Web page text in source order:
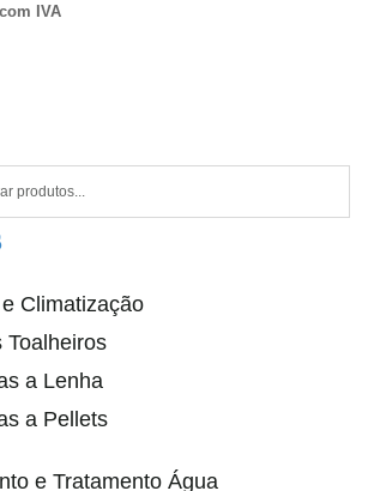
com IVA
Climatização
Toalheiros
a Lenha
a Pellets
e Tratamento Água